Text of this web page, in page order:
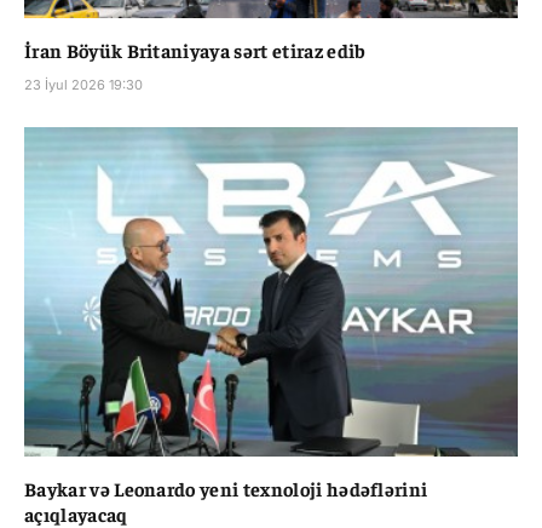
İran Böyük Britaniyaya sərt etiraz edib
23 İyul 2026 19:30
Baykar və Leonardo yeni texnoloji hədəflərini
açıqlayacaq